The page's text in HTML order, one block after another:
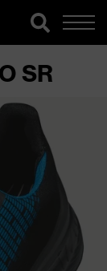
SR